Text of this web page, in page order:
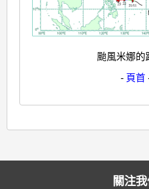
颱風米娜的
- 頁首
關注我